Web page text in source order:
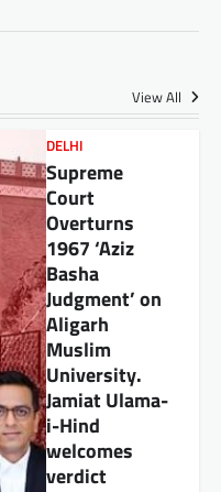
View All
DELHI
Supreme
Court
Overturns
1967 ‘Aziz
Basha
Judgment’ on
Aligarh
Muslim
University.
Jamiat Ulama-
i-Hind
welcomes
verdict